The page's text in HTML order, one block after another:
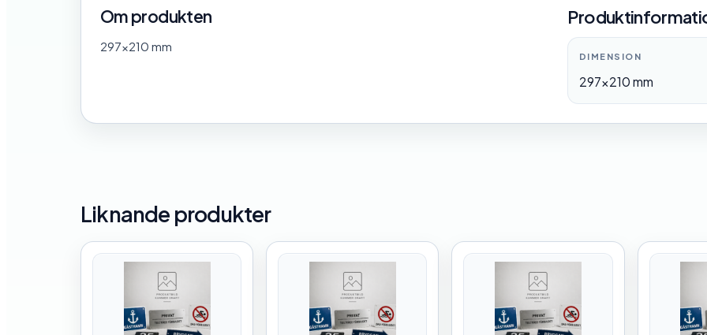
Om produkten
297×210 mm
DIMENSION
297×210 mm
Liknande produkter